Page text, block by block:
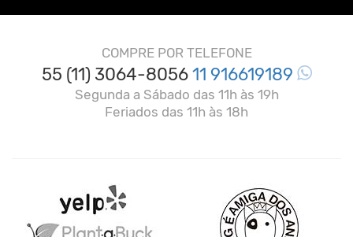
COMPRE POR TELEFONE
55 (11) 3064-805611 916619189
Segunda a Sábado das 11h às 19h
Feriados das 11h às 18h